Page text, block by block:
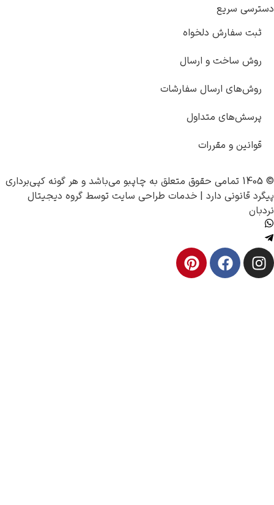
دلخواه
و ارسال
سفارشات
متداول
چاپبومی‌باشد و هر گونه کپی‌برداری
دارد |خدمات طراحی سایتتوسطگروه دیجیتال